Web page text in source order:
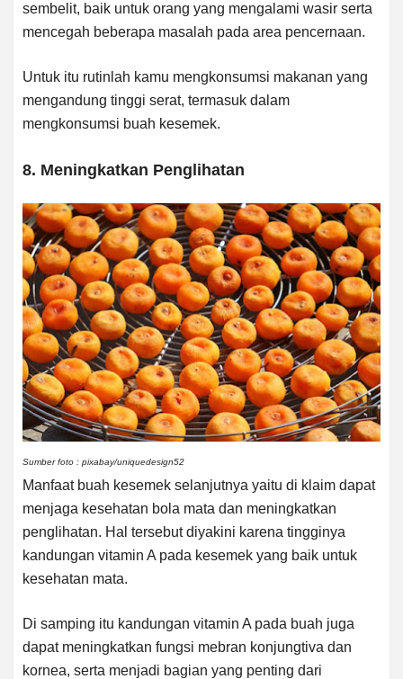
sembelit, baik untuk orang yang mengalami wasir serta
mencegah beberapa masalah pada area pencernaan.
Untuk itu rutinlah kamu mengkonsumsi makanan yang
mengandung tinggi serat, termasuk dalam
mengkonsumsi buah kesemek.
8. Meningkatkan Penglihatan
Sumber foto : pixabay/uniquedesign52
Manfaat buah kesemek selanjutnya yaitu di klaim dapat
menjaga kesehatan bola mata dan meningkatkan
penglihatan. Hal tersebut diyakini karena tingginya
kandungan vitamin A pada kesemek yang baik untuk
kesehatan mata.
Di samping itu kandungan vitamin A pada buah juga
dapat meningkatkan fungsi mebran konjungtiva dan
kornea, serta menjadi bagian yang penting dari